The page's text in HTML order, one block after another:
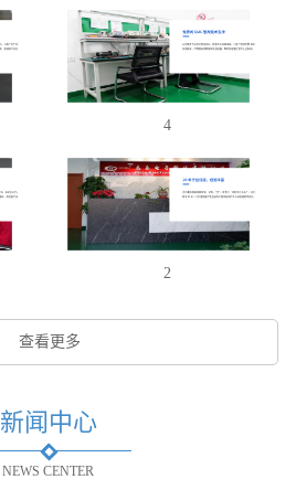
4
2
查看更多
新闻中心
NEWS CENTER